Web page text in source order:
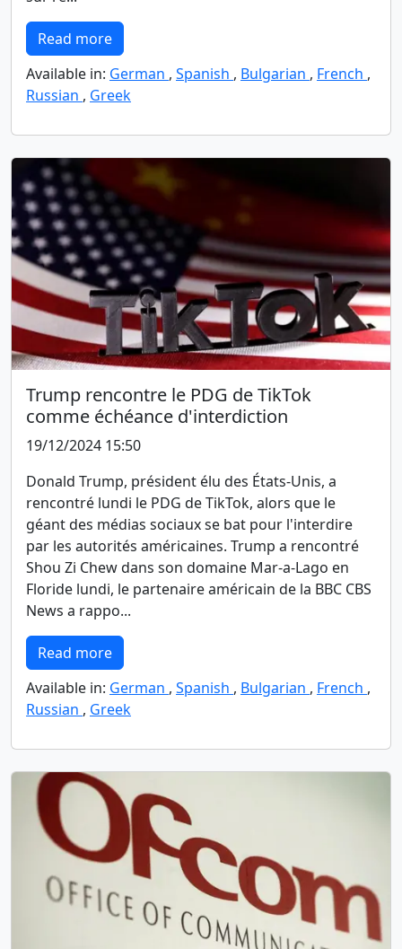
Read more
Available in: German , Spanish , Bulgarian , French ,
Russian , Greek
Trump rencontre le PDG de TikTok
comme échéance d'interdiction
19/12/2024 15:50
Donald Trump, président élu des États-Unis, a
rencontré lundi le PDG de TikTok, alors que le
géant des médias sociaux se bat pour l'interdire
par les autorités américaines. Trump a rencontré
Shou Zi Chew dans son domaine Mar-a-Lago en
Floride lundi, le partenaire américain de la BBC CBS
News a rappo...
Read more
Available in: German , Spanish , Bulgarian , French ,
Russian , Greek